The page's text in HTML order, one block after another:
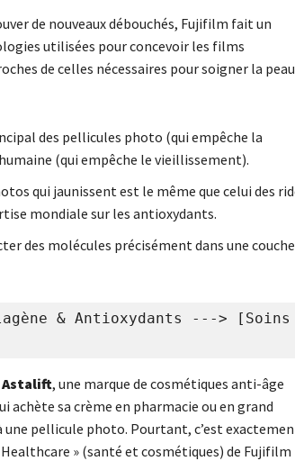
de nouveaux débouchés, Fujifilm fait un
utilisées pour concevoir les films
de celles nécessaires pour soigner la peau
des pellicules photo (qui empêche la
(qui empêche le vieillissement).
qui jaunissent est le même que celui des
mondiale sur les antioxydants.
des molécules précisément dans une couche
& Antioxydants ---> [Soins
Astalift, une marque de cosmétiques anti-âge
achète sa crème en pharmacie ou en grand
une pellicule photo. Pourtant, c’est
» (santé et cosmétiques) de Fujifilm